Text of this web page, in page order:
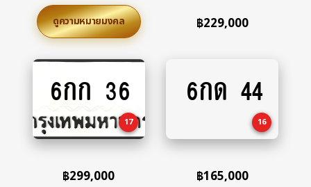
ดูความหมายมงคล ฿229,000
to
6กก 36
17
฿299,000
to
6กด 44
16
฿165,000